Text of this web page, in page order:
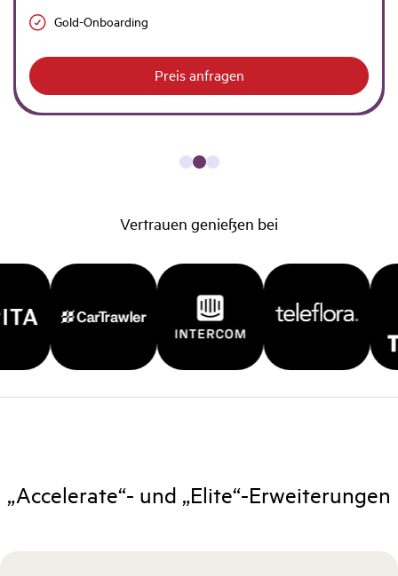
Gold-Onboarding
Preis anfragen
Vertrauen genießen bei
„Accelerate“- und „Elite“-Erweiterungen